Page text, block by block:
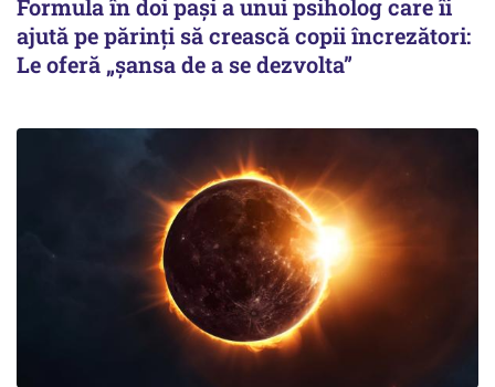
Formula în doi pași a unui psiholog care îi
ajută pe părinți să crească copii încrezători:
Le oferă „șansa de a se dezvolta”